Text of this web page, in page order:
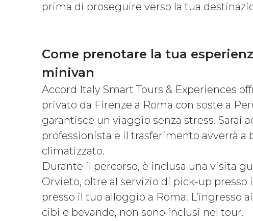
prima di proseguire verso la tua
Come prenotare la tua
minivan
Accord Italy Smart Tours & Experiences
privato da Firenze a Roma con soste a
garantisce un viaggio senza stress. Sarai
professionista e il trasferimento avverrà
climatizzato.
Durante il percorso, è inclusa una visita
Orvieto, oltre al servizio di pick-up
presso il tuo alloggio a Roma. L’ingresso
cibi e bevande, non sono inclusi nel tour.